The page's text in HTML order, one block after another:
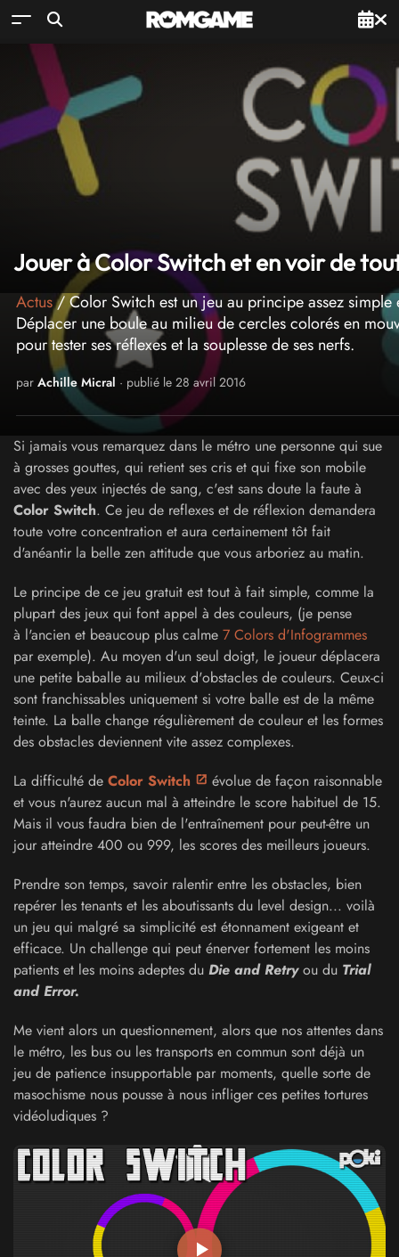
Jouer à Color Switch et en voir de
Actus/ Color Switch est un jeu au principe assez
Déplacer une boule au milieu de cercles colorés en
pour tester ses réflexes et la souplesse de ses nerfs.
par Achille Micral · publié le 28 avril 2016
Si jamais vous remarquez dans le métro une personne qui sue
à grosses gouttes, qui retient ses cris et qui fixe son mobile
avec des yeux injectés de sang, c'est sans doute la faute à
Color Switch. Ce jeu de reflexes et de réflexion demandera
toute votre concentration et aura certainement tôt fait
d'anéantir la belle zen attitude que vous arboriez au matin.
Le principe de ce jeu gratuit est tout à fait simple, comme la
plupart des jeux qui font appel à des couleurs, (je pense
à l'ancien et beaucoup plus calme 7 Colors d'Infogrammes
par exemple). Au moyen d'un seul doigt, le joueur déplacera
une petite baballe au milieux d'obstacles de couleurs. Ceux-ci
sont franchissables uniquement si votre balle est de la même
teinte. La balle change régulièrement de couleur et les formes
des obstacles deviennent vite assez complexes.
La difficulté de Color Switch
évolue de façon raisonnable
et vous n'aurez aucun mal à atteindre le score habituel de 15.
Mais il vous faudra bien de l'entraînement pour peut-être un
jour atteindre 400 ou 999, les scores des meilleurs joueurs.
Prendre son temps, savoir ralentir entre les obstacles, bien
repérer les tenants et les aboutissants du level design... voilà
un jeu qui malgré sa simplicité est étonnament exigeant et
efficace. Un challenge qui peut énerver fortement les moins
patients et les moins adeptes du Die and Retryou du Trial
and Error.
Me vient alors un questionnement, alors que nos attentes dans
le métro, les bus ou les transports en commun sont déjà un
jeu de patience insupportable par moments, quelle sorte de
masochisme nous pousse à nous infliger ces petites tortures
vidéoludiques ?